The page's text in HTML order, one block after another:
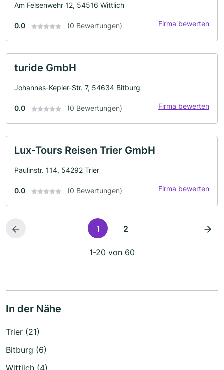
Am Felsenwehr 12, 54516 Wittlich
0.0 (0 Bewertungen) Firma bewerten
turide GmbH
Johannes-Kepler-Str. 7, 54634 Bitburg
0.0 (0 Bewertungen) Firma bewerten
Lux-Tours Reisen Trier GmbH
Paulinstr. 114, 54292 Trier
0.0 (0 Bewertungen) Firma bewerten
1 2
1-20 von 60
In der Nähe
Trier (21)
Bitburg (6)
Wittlich (4)